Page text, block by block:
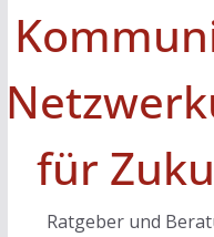
für
Ratgeber und